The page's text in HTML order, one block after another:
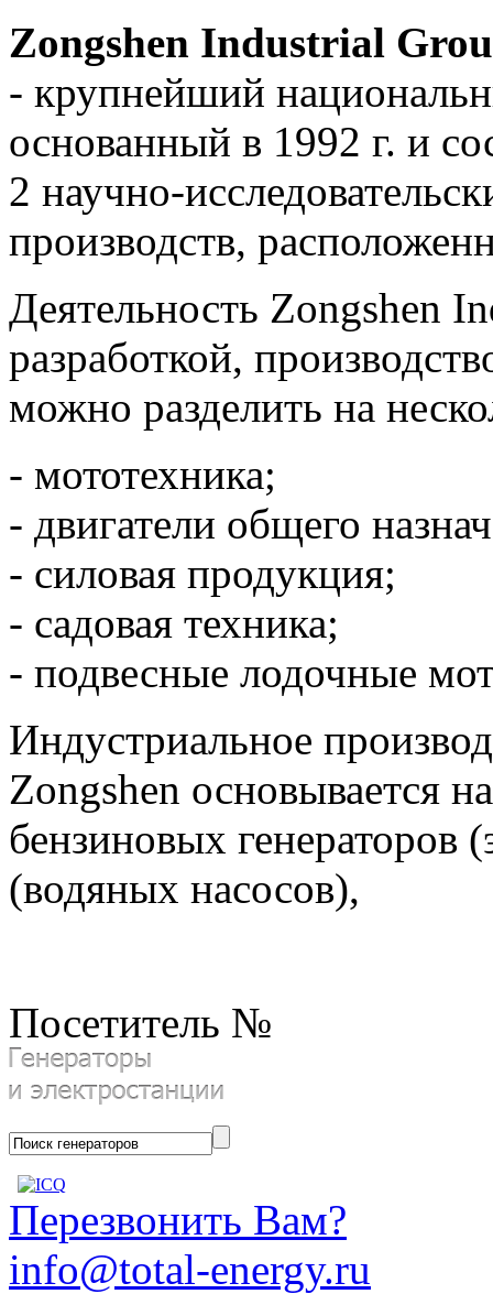
Zongshen Industrial
- крупнейший
основанный в 1992 г. и
2 научно-
производств,
Деятельность Zongshen
разработкой,
можно разделить на
- мототехника;
- двигатели общего
- силовая продукция;
- садовая техника;
- подвесные лодочные
Индустриальное
Zongshen основывается
бензиновых генераторов
(водяных насосов),
Посетитель №
Перезвонить Вам?
info@total-energy.ru